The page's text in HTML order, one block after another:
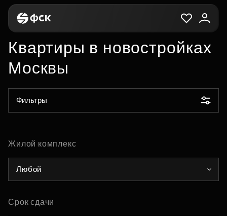
Квартиры в новостройках
Москвы
Фильтры
Жилой комплекс
Любой
Срок сдачи